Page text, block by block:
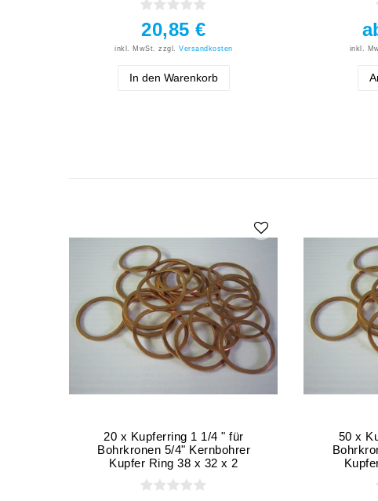
20,85 €
inkl. MwSt. zzgl.Versandkosten
In den Warenkorb
inkl.
20 x Kupferring 1 1/4 " für
Bohrkronen 5/4" Kernbohrer
Kupfer Ring 38 x 32 x 2
50 x